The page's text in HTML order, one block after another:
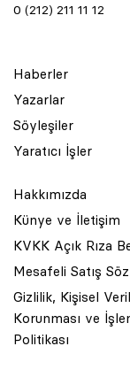
0 (212) 211 11 12
Haberler
Yazarlar
Söyleşiler
Yaratıcı İşler
Hakkımızda
Künye ve İletişim
KVKK Açık Rıza
Mesafeli Satış
Gizlilik, Kişisel
Korunması ve
Politikası
© 2001 Rota Yayın